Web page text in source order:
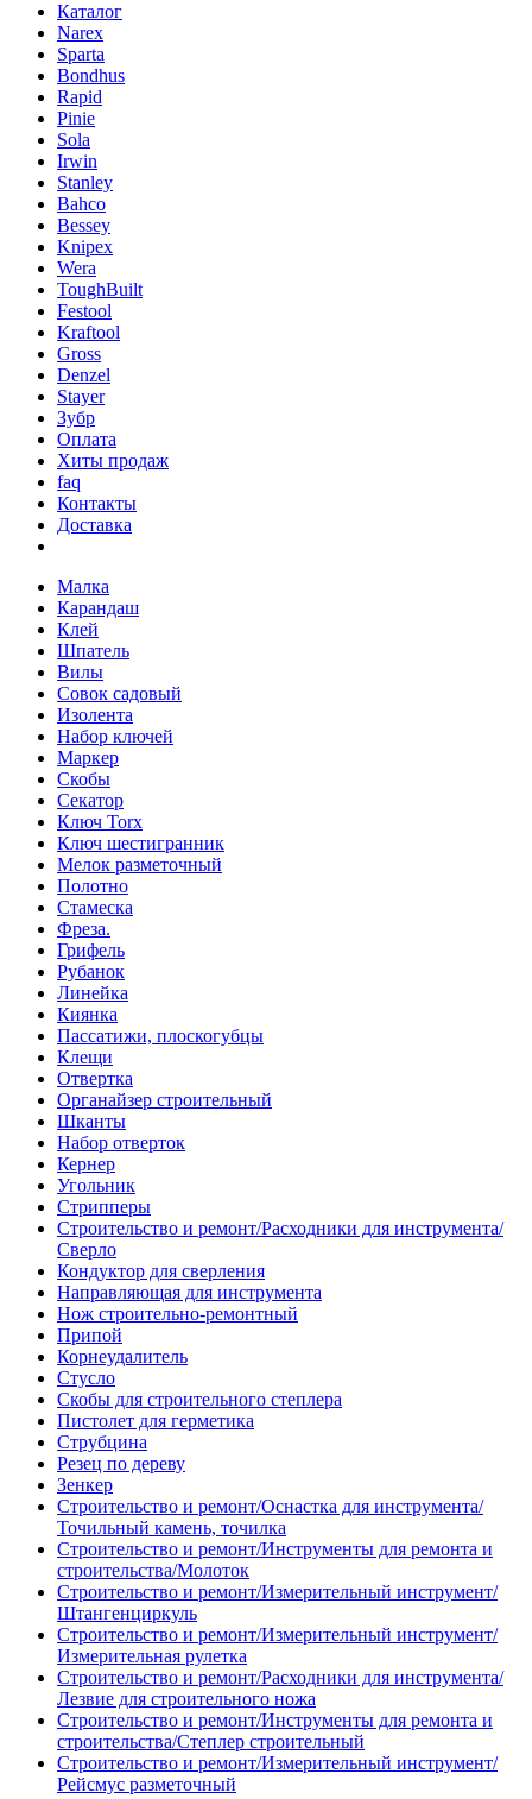
Каталог
Narex
Sparta
Bondhus
Rapid
Pinie
Sola
Irwin
Stanley
Bahco
Bessey
Knipex
Wera
ToughBuilt
Festool
Kraftool
Gross
Denzel
Stayer
Зубр
Оплата
Хиты продаж
faq
Контакты
Доставка
Малка
Карандаш
Клей
Шпатель
Вилы
Совок садовый
Изолента
Набор ключей
Маркер
Скобы
Секатор
Ключ Torx
Ключ шестигранник
Мелок разметочный
Полотно
Стамеска
Фреза.
Грифель
Рубанок
Линейка
Киянка
Пассатижи, плоскогубцы
Клещи
Отвертка
Органайзер строительный
Шканты
Набор отверток
Кернер
Угольник
Стрипперы
Строительство и ремонт/Расходники для инструмента/
Сверло
Кондуктор для сверления
Направляющая для инструмента
Нож строительно-ремонтный
Припой
Корнеудалитель
Стусло
Скобы для строительного степлера
Пистолет для герметика
Струбцина
Резец по дереву
Зенкер
Строительство и ремонт/Оснастка для инструмента/
Точильный камень, точилка
Строительство и ремонт/Инструменты для ремонта и
строительства/Молоток
Строительство и ремонт/Измерительный инструмент/
Штангенциркуль
Строительство и ремонт/Измерительный инструмент/
Измерительная рулетка
Строительство и ремонт/Расходники для инструмента/
Лезвие для строительного ножа
Строительство и ремонт/Инструменты для ремонта и
строительства/Степлер строительный
Строительство и ремонт/Измерительный инструмент/
Рейсмус разметочный